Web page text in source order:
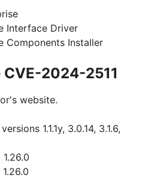
Interface Driver
Components Installer
2024-2511
website.
1.1.1y, 3.0.14, 3.1.6,